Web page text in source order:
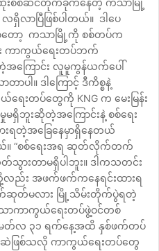
ထိုးစစ်ဆင်တိုက်ခိုက်နေတဲ့ ကသာမြို့
လာပြီဖြစ်ပါတယ်။ ဒါပေ
တော့ ကသာမြို့ကို စစ်တပ်က
း ကာကွယ်ရေးတပ်ဘက်
ကြောင်း လူမူကွန်ယက်ပေါ်
ပါ။ ဒါကြောင့် ဒီကိစ္စနဲ့
းတပ်တွေကို KNG က မေးမြန်း
မရှိဘူးဆိုတဲ့အကြောင်းနဲ့ စစ်ရေး
ရတဲ့အခြေနေမှာရှိနေတယ်
။ “စစ်ရေးအရ ဆုတ်လိုက်တက်
ားတာမရှိပါဘူး။ ဒါကသတင်း
လည်း အဖက်ဖက်ကနေရင်းထားရ
တ်မလား မြို့သိမ်းတိုက်ပွဲရတဲ့
ကာကွယ်ရေးတပ်ဖွဲ့ဝင်တစ်
။ မတ်လ ၃၁ ရက်နေ့အထိ နှစ်ဖက်တပ်
ေဆဲဖြစ်သလို ကာကွယ်ရေးတပ်တွေ